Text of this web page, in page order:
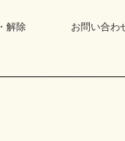
解除 お問い合わ